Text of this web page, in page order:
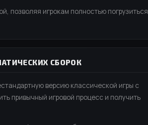
позволяя игрокам полностью погрузиться
СБОРОК
версию классической игры с
привычный игровой процесс и получить